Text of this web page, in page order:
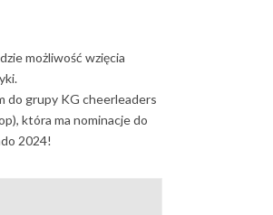
możliwość wzięcia
do grupy KG cheerleaders
która ma nominacje do
2024!